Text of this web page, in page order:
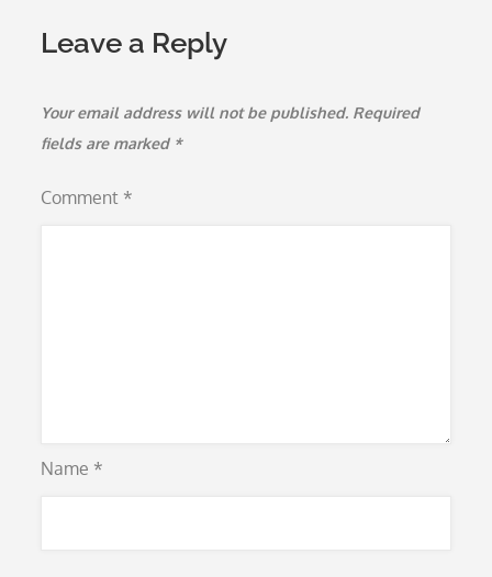
Leave a Reply
Your email address will not be published. Required
fields are marked *
Comment *
Name *